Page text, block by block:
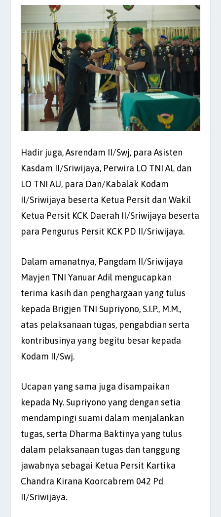
Hadir juga, Asrendam II/Swj, para Asisten
Kasdam II/Sriwijaya, Perwira LO TNI AL dan
LO TNI AU, para Dan/Kabalak Kodam
II/Sriwijaya beserta Ketua Persit dan Wakil
Ketua Persit KCK Daerah II/Sriwijaya beserta
para Pengurus Persit KCK PD II/Sriwijaya.
Dalam amanatnya, Pangdam II/Sriwijaya
Mayjen TNI Yanuar Adil mengucapkan
terima kasih dan penghargaan yang tulus
kepada Brigjen TNI Supriyono, S.I.P., M.M.,
atas pelaksanaan tugas, pengabdian serta
kontribusinya yang begitu besar kepada
Kodam II/Swj.
Ucapan yang sama juga disampaikan
kepada Ny. Supriyono yang dengan setia
mendampingi suami dalam menjalankan
tugas, serta Dharma Baktinya yang tulus
dalam pelaksanaan tugas dan tanggung
jawabnya sebagai Ketua Persit Kartika
Chandra Kirana Koorcabrem 042 Pd
II/Sriwijaya.